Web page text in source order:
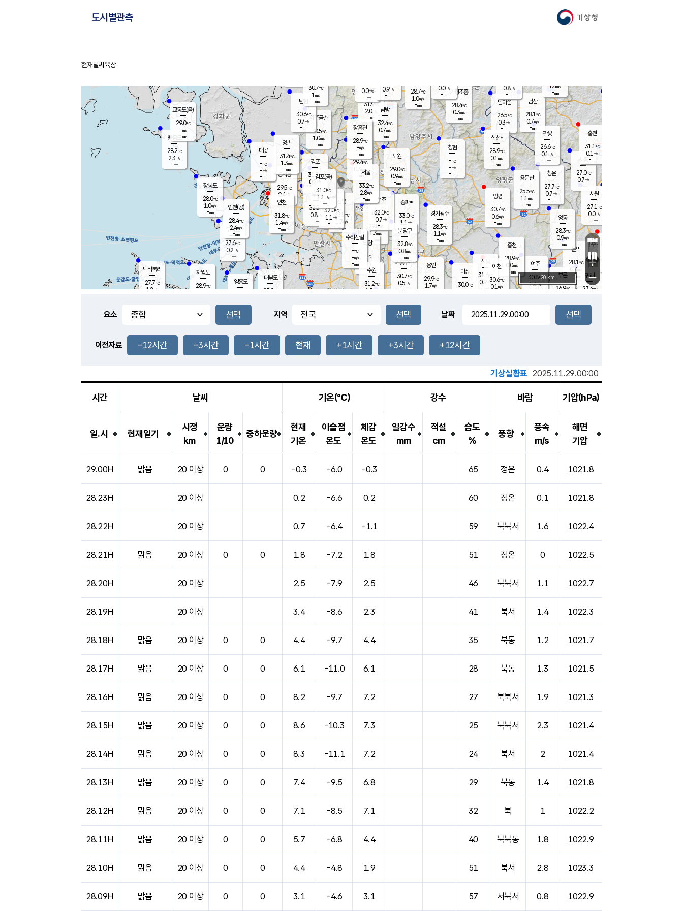
기상청
도시별관측
홈
현재날씨 육상
풍도
0.8m/s
문막
28.1℃
0.7m/s
mm
남이섬
26.5℃
0.3m/s
-mm
무의도
27.6℃
0.2m/s
-mm
영흥도
볼음도
28.2℃
2.3m/s
-mm
자월도
28.9℃
양주
31.9℃
2.0
-mm
부론
26.9℃
과천
29.8℃
1.3m/s
- mm
남산
28.1℃
0.7m/s
-mm
장봉도
28.0℃
1.0m/s
-mm
-mm
청운
27.7℃
0.7m/s
-mm
팔봉
26.6℃
0.1 m/s
-mm
-mm
용인
29.9℃
1.7m/s
여주
30.8℃
1.4m/s
양동
28.3℃
0.9m/s
-mm
경기광주
28.3℃
1.1 m/s
-mm
장호원
0.8m/s
-mm
27.7
℃
대부도
27.9
-
경서동
29.5℃
0.4 m/s
-mm
파주금촌
30.5℃
1.0m/s
-mm
가평조종
28.4℃
0.3m/s
-mm
28.7℃
1.0m/s
-mm
대곶
-℃
-m/s
-mm
신천*
28.9℃
0.1 m/s
-mm
창현
-℃
-m/s
-mm
탄현
30.6℃
0.7m/s
-mm
0.0m/s
-mm
32.7℃
1.1m/s
-mm
흥천
28.9℃
0.0m/s
-mm
마장
30.0℃
의왕
- ℃
m/s
mm
김포
31.3℃
0.2 m/s
mm
설봉
31.6
0.9 m/s
- mm
광명
33.5 ℃
1.7 m/s
-mm
부천
32.5℃
0.8m/s
-mm
-mm
양촌
31.4℃
1.3m/s
-mm
구로
32.0℃
1.1 m/s
-mm
은평
29.4℃
0.3 m/s
- mm
노원
29.0℃
0.9m/s
-mm
송파*
33.0℃
1.1 m/s
-mm
서초
32.0℃
0.7m/s
-mm
남방
32.4℃
0.7m/s
-mm
기흥구갈
30.7℃
0.5m/s
-
수리산길
-℃
-m/s
-mm
분당구
32.8℃
0.8m/s
-mm
장흥면
28.9℃
-m/s
-mm
0.0m/s
-mm
시동
27.0℃
0.7m/s
- mm
귀래
27.4℃
서원
27.1℃
0.0m/s
-mm
용문산
25.5℃
1.1 m/s
-mm
덕적북리
27.7℃
1.2 m/s
인천(공)
28.4℃
2.4m/s
-mm
김포(공)
31.0℃
1.1 m/s
-mm
교동도(음)
29.0℃
-m/s
-mm
홍천
31.1℃
0.1 m/s
-mm
이천
30.6℃
0.1 m/s
양평
30.7℃
0.6m/s
-mm
수원
31.2℃
1.7 m/s
인천
31.8℃
1.4m/s
-mm
서울
33.2℃
2.8m/s
-mm
1.4m/s
-mm
30.7℃
1 m/s
-mm
0.9m/s
-mm
+
−
20 km
요소 지역 날짜
이전자료 -12시간 -3시간 -1시간 현재 +1시간 +3시간 +12시간
기상실황표 2025.11.29.00:00
시간 날씨 기온(℃) 강수 바람 기압(hPa)
일.시 현재일기
시정
km
운량
1/10
중하운량
현재
기온
이슬점
온도
체감
온도
일강수
mm
적설
cm
습도
%
풍향
풍속
m/s
해면
기압
29.00H 맑음 20 이상 0 0 -0.3 -6.0 -0.3 65 정온 0.4 1021.8
28.23H 20 이상 0.2 -6.6 0.2 60 정온 0.1 1021.8
28.22H 20 이상 0.7 -6.4 -1.1 59 북북서 1.6 1022.4
28.21H 맑음 20 이상 0 0 1.8 -7.2 1.8 51 정온 0 1022.5
28.20H 20 이상 2.5 -7.9 2.5 46 북북서 1.1 1022.7
28.19H 20 이상 3.4 -8.6 2.3 41 북서 1.4 1022.3
28.18H 맑음 20 이상 0 0 4.4 -9.7 4.4 35 북동 1.2 1021.7
28.17H 맑음 20 이상 0 0 6.1 -11.0 6.1 28 북동 1.3 1021.5
28.16H 맑음 20 이상 0 0 8.2 -9.7 7.2 27 북북서 1.9 1021.3
28.15H 맑음 20 이상 0 0 8.6 -10.3 7.3 25 북북서 2.3 1021.4
28.14H 맑음 20 이상 0 0 8.3 -11.1 7.2 24 북서 2 1021.4
28.13H 맑음 20 이상 0 0 7.4 -9.5 6.8 29 북동 1.4 1021.8
28.12H 맑음 20 이상 0 0 7.1 -8.5 7.1 32 북 1 1022.2
28.11H 맑음 20 이상 0 0 5.7 -6.8 4.4 40 북북동 1.8 1022.9
28.10H 맑음 20 이상 0 0 4.4 -4.8 1.9 51 북서 2.8 1023.3
28.09H 맑음 20 이상 0 0 3.1 -4.6 3.1 57 서북서 0.8 1022.9